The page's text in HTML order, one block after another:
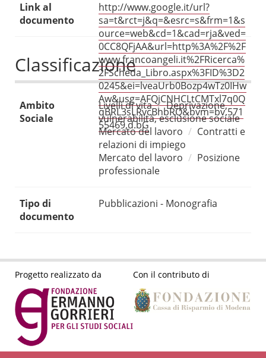
Link al
documento
http://www.google.it/url?
sa=t&rct=j&q=&esrc=s&frm=1&s
ource=web&cd=1&cad=rja&ved=
0CC8QFjAA&url=http%3A%2F%2F
www.francoangeli.it%2FRicerca%
2FScheda_Libro.aspx%3FID%3D2
0245&ei=lveaUrb0Bozp4wTz0IHw
Aw&usg=AFQjCNHCLtCMTxl7q0Q
qBRL3sLRvcBhbRQ&bvm=bv.571
55469,d.bG
Classificazione
Ambito
Sociale
Livelli di vita
Deprivazione,
vulnerabilità, esclusione sociale
Mercato del lavoro
Contratti e
relazioni di impiego
Mercato del lavoro
Posizione
professionale
Tipo di
documento
Pubblicazioni - Monografia
Progetto realizzato da Con il contributo di